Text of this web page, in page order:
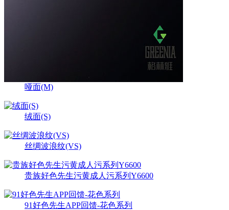
哑面(M)
绒面(S)
丝绸波浪纹(VS)
贵族好色先生污黄成人污系列Y6600
91好色先生APP回馈-花色系列